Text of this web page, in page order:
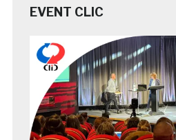
EVENT CLIC